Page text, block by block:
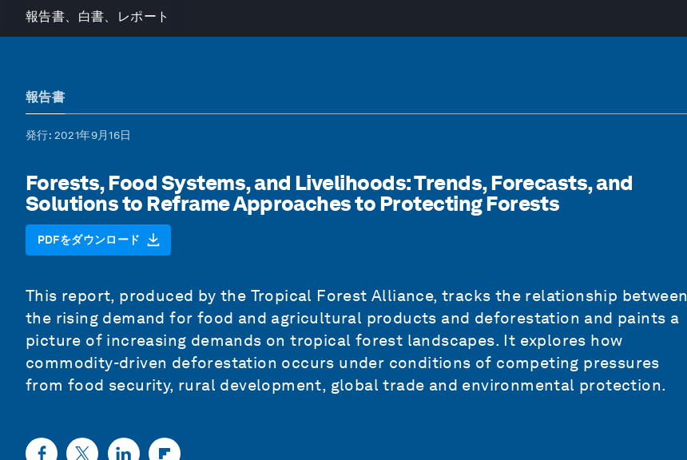
報告書、白書、レポート
報告書
発行: 2021年9月16日
Forests, Food Systems, and Livelihoods: Trends, Forecasts, and
Solutions to Reframe Approaches to Protecting Forests
PDFをダウンロード
This report, produced by the Tropical Forest Alliance, tracks the relationship between
the rising demand for food and agricultural products and deforestation and paints a
picture of increasing demands on tropical forest landscapes. It explores how
commodity-driven deforestation occurs under conditions of competing pressures
from food security, rural development, global trade and environmental protection.